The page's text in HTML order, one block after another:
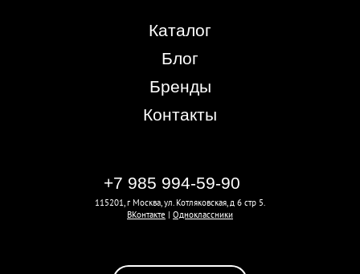
Каталог
Блог
Бренды
Контакты
+7 985 994-59-90
115201, г Москва, ул. Котляковская, д 6 стр 5.
ВКонтакте | Одноклассники